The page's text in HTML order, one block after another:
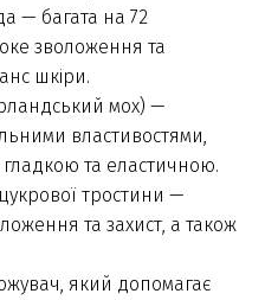
— багата на 72
зволоження та
шкіри.
мох) —
властивостями,
гладкою та еластичною.
тростини —
та захист, а також
який допомагає